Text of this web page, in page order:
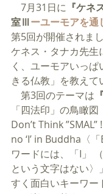
7月31日に 『ケネ
室Ⅲーユーモアを通
第5回が開催されま
ケネス・タナカ先生
く、ユーモアいっ
きる仏教」を教えて
第3回のテーマは
「四法印」の鳥瞰図
Don’t Think
no ‘I’ in Buddha〈
ワードには、「I」
という文字はない
すく面白いキーワー